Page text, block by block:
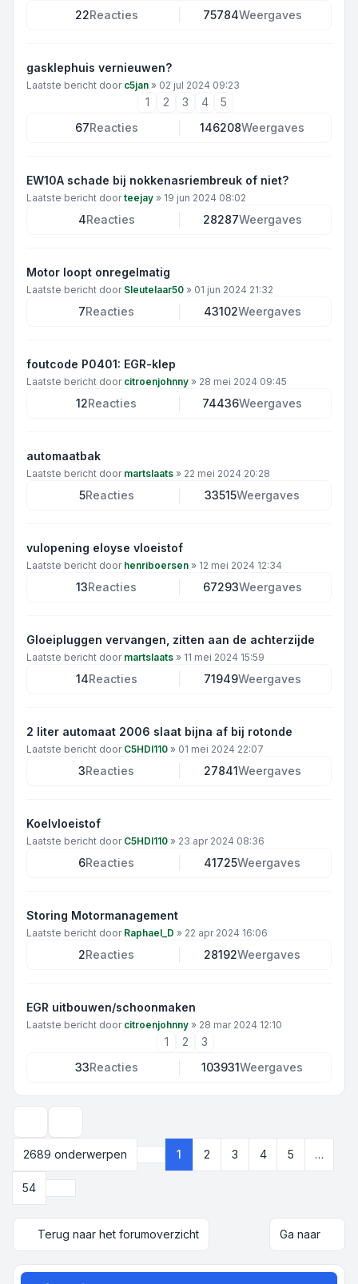
22Reacties 75784Weergaves
gasklephuis vernieuwen?
Laatste bericht door c5jan » 02 jul 2024 09:23
1 2 3 4
5
67Reacties 146208Weergaves
EW10A schade bij nokkenasriembreuk of niet?
Laatste bericht doorteejay » 19 jun 2024 08:02
4Reacties 28287Weergaves
Motor loopt onregelmatig
Laatste bericht door Sleutelaar50 » 01 jun 2024 21:32
7Reacties 43102Weergaves
foutcode P0401: EGR-klep
Laatste bericht door citroenjohnny » 28 mei 2024 09:45
12Reacties 74436Weergaves
automaatbak
Laatste bericht door martslaats » 22 mei 2024 20:28
5Reacties 33515Weergaves
vulopening eloyse vloeistof
Laatste bericht door henriboersen » 12 mei 2024 12:34
13Reacties 67293Weergaves
Gloeipluggen vervangen, zitten aan de achterzijde
Laatste bericht door martslaats » 11 mei 2024 15:59
14Reacties 71949Weergaves
2 liter automaat 2006 slaat bijna af bij rotonde
Laatste bericht door C5HDI110 » 01 mei 2024 22:07
3Reacties 27841Weergaves
Koelvloeistof
Laatste bericht door C5HDI110 » 23 apr 2024 08:36
6Reacties 41725Weergaves
Storing Motormanagement
Laatste bericht door Raphael_D » 22 apr 2024 16:06
2Reacties 28192Weergaves
EGR uitbouwen/schoonmaken
Laatste bericht door citroenjohnny » 28 mar 2024 12:10
1 2
3
33Reacties 103931Weergaves
2689 onderwerpen
Pagina van
1 2 3 4 5 …
54
Terug naar het forumoverzicht Ga naar